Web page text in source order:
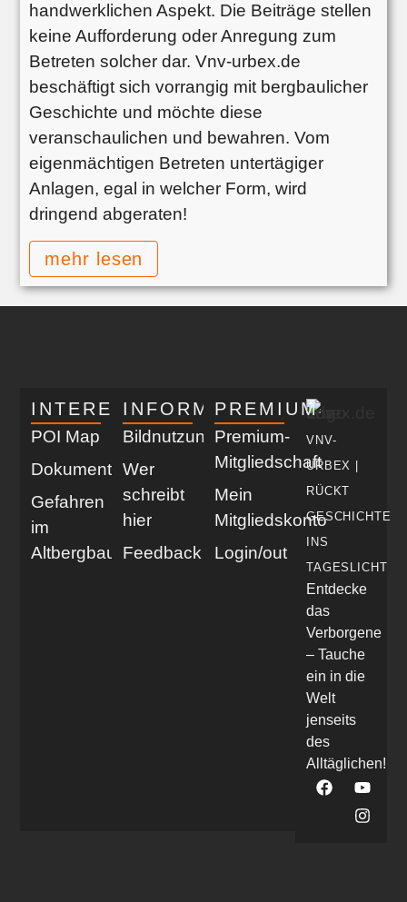
handwerklichen Aspekt. Die Beiträge stellen
keine Aufforderung oder Anregung zum
Betreten solcher dar. Vnv-urbex.de
beschäftigt sich vorrangig mit bergbaulicher
Geschichte und möchte diese
veranschaulichen und bewahren. Vom
eigenmächtigen Betreten untertägiger
Anlagen, egal in welcher Form, wird
dringend abgeraten!
mehr lesen
VNV-
URBEX |
RÜCKT
GESCHICHTE
INS
TAGESLICHT
Entdecke
das
Verborgene
– Tauche
ein in die
Welt
jenseits
des
Alltäglichen!
INTERESSANT
POI Map
Dokumentationen
Gefahren
im
Altbergbau
INFORMATIV
Bildnutzung
Wer
schreibt
hier
Feedback
PREMIUM
Premium-
Mitgliedschaft
Mein
Mitgliedskonto
Login/out